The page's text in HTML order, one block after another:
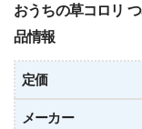
おうちの草コロリ
品情報
定価
メーカー